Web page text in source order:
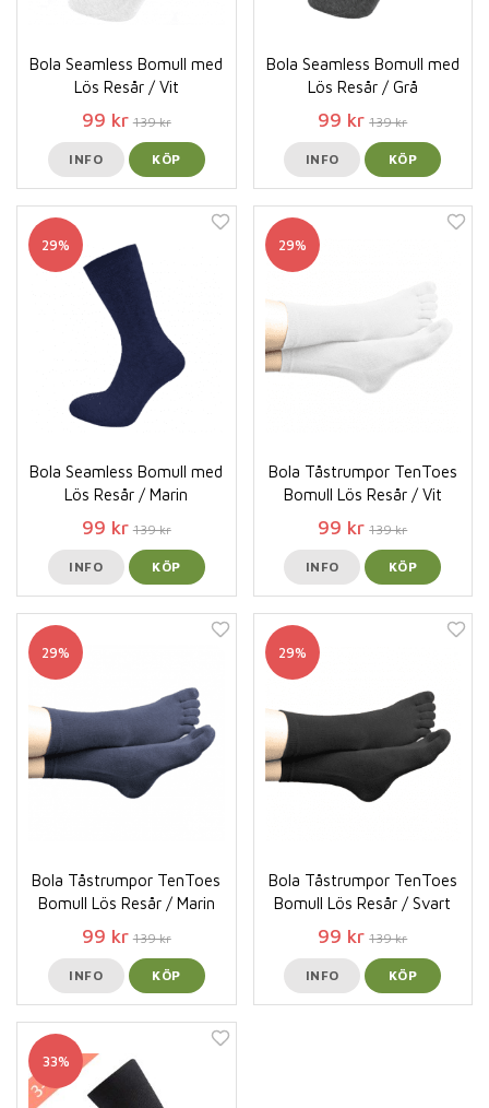
Bola Seamless Bomull med
Lös Resår / Vit
99 kr 139 kr
INFO KÖP
Bola Seamless Bomull med
Lös Resår / Grå
99 kr 139 kr
INFO KÖP
29%
Bola Seamless Bomull med
Lös Resår / Marin
99 kr 139 kr
INFO KÖP
29%
Bola Tåstrumpor TenToes
Bomull Lös Resår / Vit
99 kr 139 kr
INFO KÖP
29%
Bola Tåstrumpor TenToes
Bomull Lös Resår / Marin
99 kr 139 kr
INFO KÖP
29%
Bola Tåstrumpor TenToes
Bomull Lös Resår / Svart
99 kr 139 kr
INFO KÖP
33%